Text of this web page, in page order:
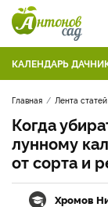
КАЛЕНДАРЬ
Главная Лента статей
Когда
лунному
от сорта и
Хромов